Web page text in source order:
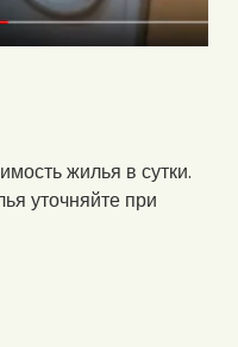
жилья в сутки.
уточняйте при